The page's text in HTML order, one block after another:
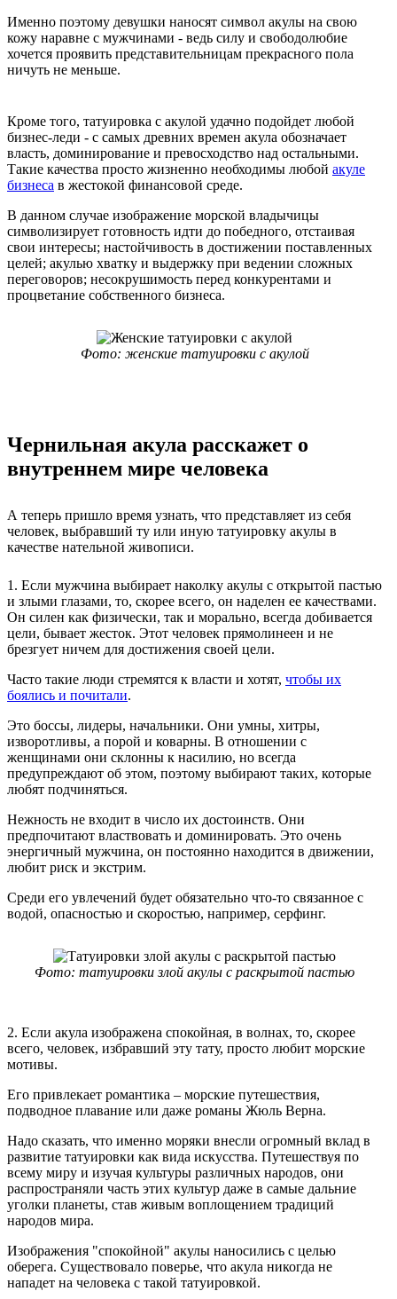
Именно поэтому девушки наносят символ акулы на свою
кожу наравне с мужчинами - ведь силу и свободолюбие
хочется проявить представительницам прекрасного пола
ничуть не меньше.
Кроме того, татуировка с акулой удачно подойдет любой
бизнес-леди - с самых древних времен акула обозначает
власть, доминирование и превосходство над остальными.
Такие качества просто жизненно необходимы любой акуле
бизнеса в жестокой финансовой среде.
В данном случае изображение морской владычицы
символизирует готовность идти до победного, отстаивая
свои интересы; настойчивость в достижении поставленных
целей; акулью хватку и выдержку при ведении сложных
переговоров; несокрушимость перед конкурентами и
процветание собственного бизнеса.
Фото: женские татуировки с акулой
Чернильная акула расскажет о
внутреннем мире человека
А теперь пришло время узнать, что представляет из себя
человек, выбравший ту или иную татуировку акулы в
качестве нательной живописи.
1. Если мужчина выбирает наколку акулы с открытой пастью
и злыми глазами, то, скорее всего, он наделен ее качествами.
Он силен как физически, так и морально, всегда добивается
цели, бывает жесток. Этот человек прямолинеен и не
брезгует ничем для достижения своей цели.
Часто такие люди стремятся к власти и хотят, чтобы их
боялись и почитали.
Это боссы, лидеры, начальники. Они умны, хитры,
изворотливы, а порой и коварны. В отношении с
женщинами они склонны к насилию, но всегда
предупреждают об этом, поэтому выбирают таких, которые
любят подчиняться.
Нежность не входит в число их достоинств. Они
предпочитают властвовать и доминировать. Это очень
энергичный мужчина, он постоянно находится в движении,
любит риск и экстрим.
Среди его увлечений будет обязательно что-то связанное с
водой, опасностью и скоростью, например, серфинг.
Фото: татуировки злой акулы с раскрытой пастью
2. Если акула изображена спокойная, в волнах, то, скорее
всего, человек, избравший эту тату, просто любит морские
мотивы.
Его привлекает романтика – морские путешествия,
подводное плавание или даже романы Жюль Верна.
Надо сказать, что именно моряки внесли огромный вклад в
развитие татуировки как вида искусства. Путешествуя по
всему миру и изучая культуры различных народов, они
распространяли часть этих культур даже в самые дальние
уголки планеты, став живым воплощением традиций
народов мира.
Изображения "спокойной" акулы наносились с целью
оберега. Существовало поверье, что акула никогда не
нападет на человека с такой татуировкой.